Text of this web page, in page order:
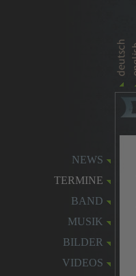
NEWS
TERMINE
BAND
MUSIK
BILDER
VIDEOS